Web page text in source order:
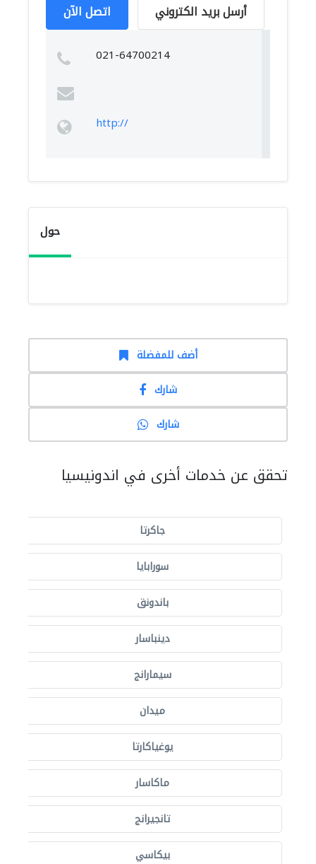
اتصل الآن أرسل بريد الكتروني
021-64700214
http://
حول
أضف للمفضلة
شارك
شارك
تحقق عن خدمات أخرى في اندونيسيا
جاكرتا
سورابايا
باندونق
دينباسار
سيمارانج
ميدان
يوغياكارتا
ماكاسار
تانجيرانج
بيكاسي